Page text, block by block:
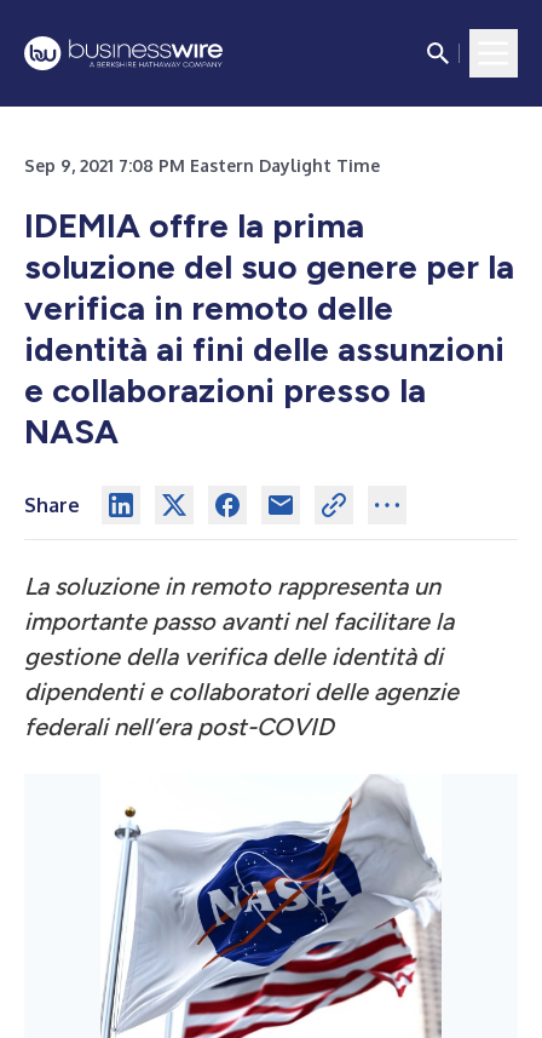
Sep 9, 2021 7:08 PM Eastern Daylight Time
IDEMIA offre la prima
soluzione del suo genere per la
verifica in remoto delle
identità ai fini delle assunzioni
e collaborazioni presso la
NASA
Share
La soluzione in remoto rappresenta un
importante passo avanti nel facilitare la
gestione della verifica delle identità di
dipendenti e collaboratori delle agenzie
federali nell’era post-COVID